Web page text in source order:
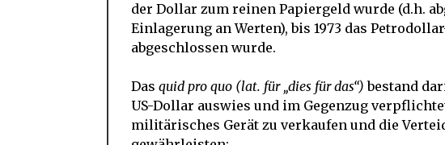
der Dollar zum reinen Papiergeld wurde (d.h.
Einlagerung an Werten), bis 1973 das
abgeschlossen wurde.
Das quid pro quo (lat. für „dies für das“)bestand
US-Dollar auswies und im Gegenzug
militärisches Gerät zu verkaufen und die